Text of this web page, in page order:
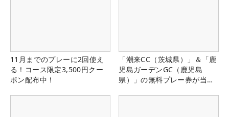
11月までのプレーに2回使え
る！コース限定3,500円クー
ポン配布中！
「潮来CC（茨城県）」＆「鹿
児島ガーデンGC（鹿児島
県）」の無料プレー券が当た